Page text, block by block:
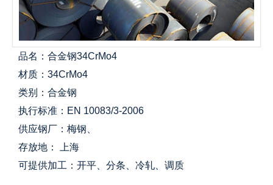
品名：合金钢34CrMo4
材质：34CrMo4
类别：合金钢
执行标准：EN 10083/3-2006
供应钢厂：梅钢、
存放地： 上海
可提供加工：开平、分条、冷轧、调质